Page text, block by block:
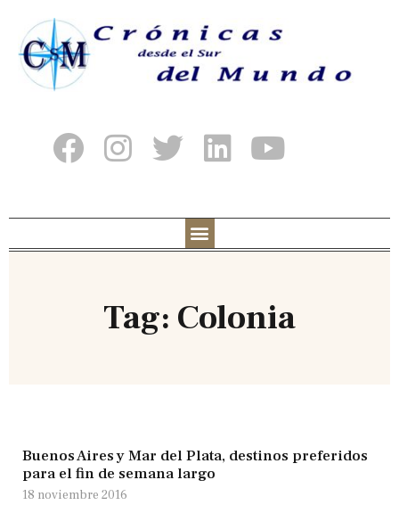
Tag: Colonia
Buenos Aires y Mar del Plata, destinos preferidos
para el fin de semana largo
18 noviembre 2016